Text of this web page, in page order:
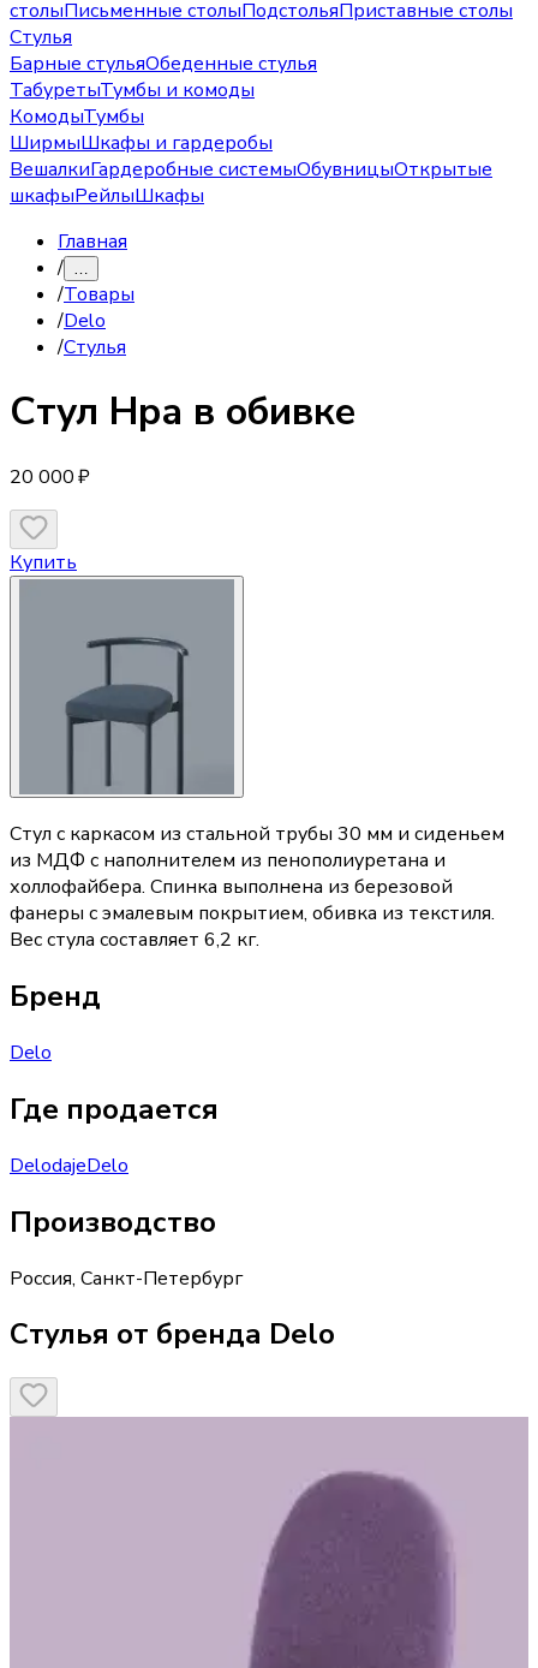
столыПисьменные столыПодстольяПриставные столы
Стулья
Барные стульяОбеденные стулья
ТабуретыТумбы и комоды
КомодыТумбы
ШирмыШкафы и гардеробы
ВешалкиГардеробные системыОбувницыОткрытые
шкафыРейлыШкафы
Главная
/ …
/Товары
/Delo
/Стулья
Стул Нра в обивке
20 000 ₽
Купить
Стул с каркасом из стальной трубы 30 мм и сиденьем
из МДФ с наполнителем из пенополиуретана и
холлофайбера. Спинка выполнена из березовой
фанеры с эмалевым покрытием, обивка из текстиля.
Вес стула составляет 6,2 кг.
Бренд
Delo
Где продается
DelodajeDelo
Производство
Россия, Санкт-Петербург
Стулья от бренда Delo